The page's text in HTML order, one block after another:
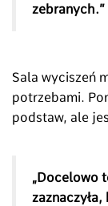
zebranych.”
Sala wyciszeń
potrzebami.
podstaw, ale
„Docelowo